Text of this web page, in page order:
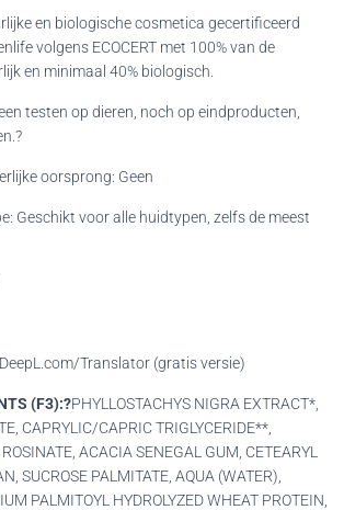
en biologische cosmetica gecertificeerd
volgens ECOCERT met 100% van de
en minimaal 40% biologisch.
testen op dieren, noch op eindproducten,
oorsprong: Geen
Geschikt voor alle huidtypen, zelfs de meest
Translator (gratis versie)
(F3):?PHYLLOSTACHYS NIGRA EXTRACT*,
CAPRYLIC/CAPRIC TRIGLYCERIDE**,
ACACIA SENEGAL GUM, CETEARYL
SUCROSE PALMITATE, AQUA (WATER),
PALMITOYL HYDROLYZED WHEAT PROTEIN,